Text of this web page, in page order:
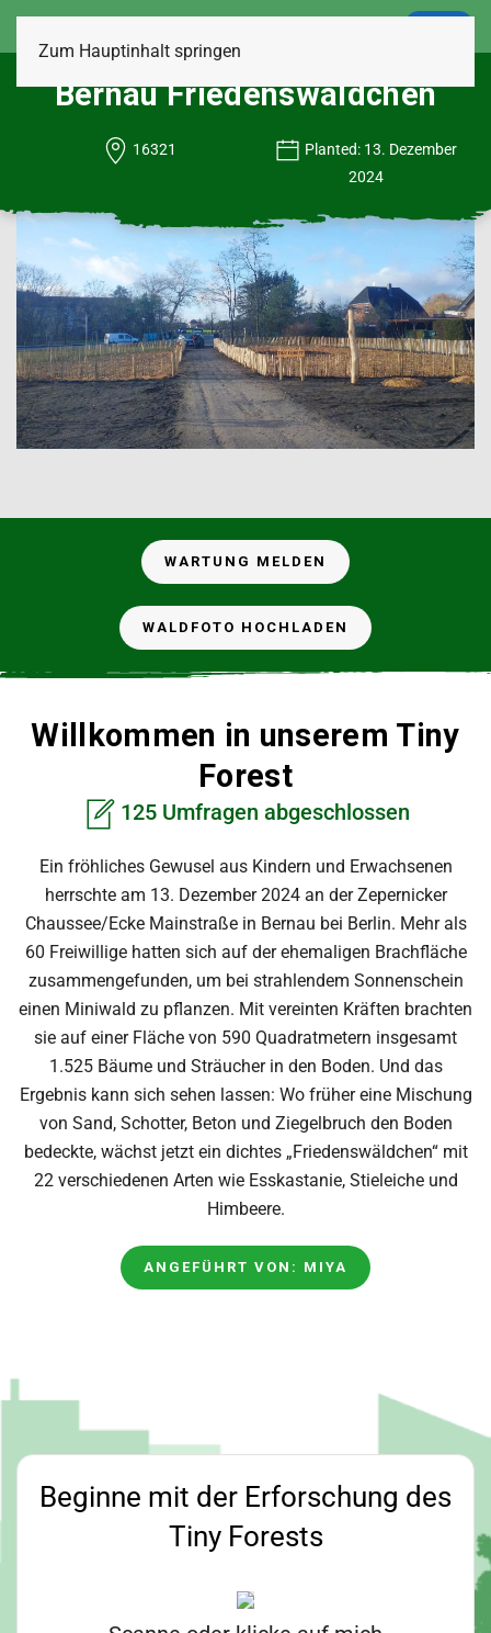
Zum Hauptinhalt springen
Bernau Friedenswäldchen
16321
Planted: 13. Dezember
2024
WARTUNG MELDEN
WALDFOTO HOCHLADEN
Willkommen in unserem Tiny
Forest
125 Umfragen abgeschlossen
Ein fröhliches Gewusel aus Kindern und Erwachsenen
herrschte am 13. Dezember 2024 an der Zepernicker
Chaussee/Ecke Mainstraße in Bernau bei Berlin. Mehr als
60 Freiwillige hatten sich auf der ehemaligen Brachfläche
zusammengefunden, um bei strahlendem Sonnenschein
einen Miniwald zu pflanzen. Mit vereinten Kräften brachten
sie auf einer Fläche von 590 Quadratmetern insgesamt
1.525 Bäume und Sträucher in den Boden. Und das
Ergebnis kann sich sehen lassen: Wo früher eine Mischung
von Sand, Schotter, Beton und Ziegelbruch den Boden
bedeckte, wächst jetzt ein dichtes „Friedenswäldchen“ mit
22 verschiedenen Arten wie Esskastanie, Stieleiche und
Himbeere.
ANGEFÜHRT VON: MIYA
Beginne mit der Erforschung des
Tiny Forests